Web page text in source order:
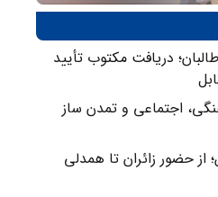
دریافت مکتوب تأیید
اجتماعی و تمدن ساز
از حضور زائران تا همدلی